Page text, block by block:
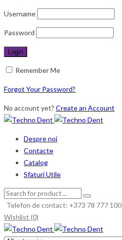
Username
Password
Remember Me
Forgot Your Password?
No account yet? Create an Account
Despre noi
Contacte
Catalog
Sfaturi Utile
Telefon de contact: +373 78 777 100
Wishlist (0)